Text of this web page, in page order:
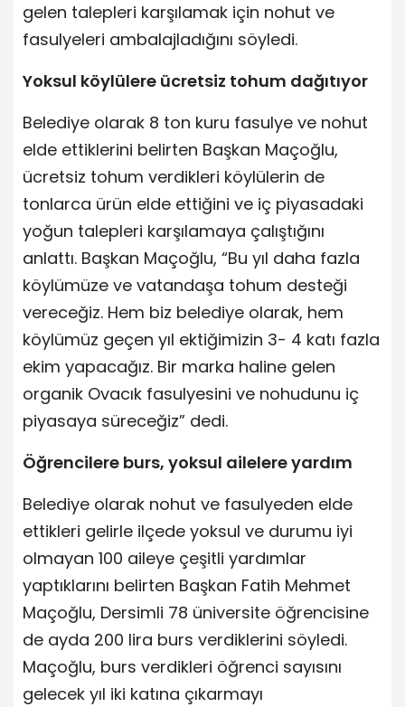
gelen talepleri karşılamak için nohut ve
fasulyeleri ambalajladığını söyledi.
Yoksul köylülere ücretsiz tohum dağıtıyor
Belediye olarak 8 ton kuru fasulye ve nohut
elde ettiklerini belirten Başkan Maçoğlu,
ücretsiz tohum verdikleri köylülerin de
tonlarca ürün elde ettiğini ve iç piyasadaki
yoğun talepleri karşılamaya çalıştığını
anlattı. Başkan Maçoğlu, “Bu yıl daha fazla
köylümüze ve vatandaşa tohum desteği
vereceğiz. Hem biz belediye olarak, hem
köylümüz geçen yıl ektiğimizin 3- 4 katı fazla
ekim yapacağız. Bir marka haline gelen
organik Ovacık fasulyesini ve nohudunu iç
piyasaya süreceğiz” dedi.
Öğrencilere burs, yoksul ailelere yardım
Belediye olarak nohut ve fasulyeden elde
ettikleri gelirle ilçede yoksul ve durumu iyi
olmayan 100 aileye çeşitli yardımlar
yaptıklarını belirten Başkan Fatih Mehmet
Maçoğlu, Dersimli 78 üniversite öğrencisine
de ayda 200 lira burs verdiklerini söyledi.
Maçoğlu, burs verdikleri öğrenci sayısını
gelecek yıl iki katına çıkarmayı